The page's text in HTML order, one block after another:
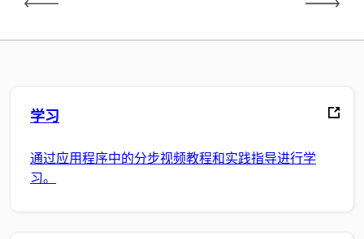
学习
通过应用程序中的分步视频教程和实践指导进行学
习。